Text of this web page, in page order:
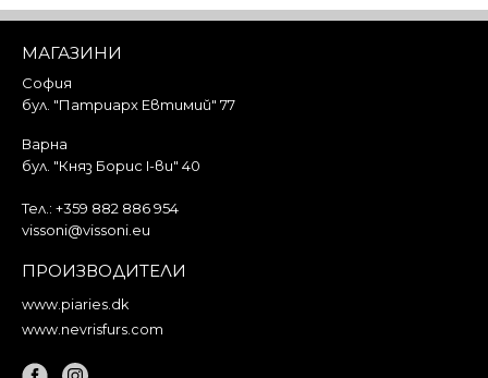
МАГАЗИНИ
София
бул. "Патриарх Евтимий" 77
Варна
бул. "Княз Борис I-ви" 40
Тел.: +359 882 886 954
vissoni@vissoni.eu
ПРОИЗВОДИТЕЛИ
www.piaries.dk
www.nevrisfurs.com